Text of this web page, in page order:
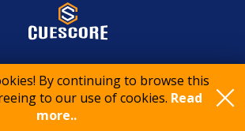
By continuing to browse this
to our use of cookies. Read
more..
2026 CueScore International
Privacy policy